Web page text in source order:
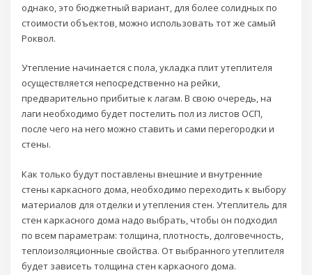
однако, это бюджетный вариант, для более солидных по
стоимости объектов, можно использовать тот же самый
Роквол.
Утепление начинается с пола, укладка плит утеплителя
осуществляется непосредственно на рейки,
предварительно прибитые к лагам. В свою очередь, на
лаги необходимо будет постелить пол из листов ОСП,
после чего на него можно ставить и сами перегородки и
стены.
Как только будут поставлены внешние и внутренние
стены каркасного дома, необходимо переходить к выбору
материалов для отделки и утепления стен. Утеплитель для
стен каркасного дома надо выбрать, чтобы он подходил
по всем параметрам: толщина, плотность, долговечность,
теплоизоляционные свойства. От выбранного утеплителя
будет зависеть толщина стен каркасного дома.